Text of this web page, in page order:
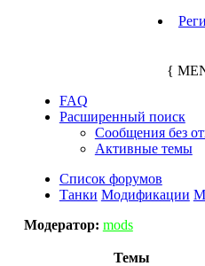
{
FAQ
Расширенный поиск
Сообщения без
Активные темы
Список форумов
Танки Модификации
Модератор: mods
Темы